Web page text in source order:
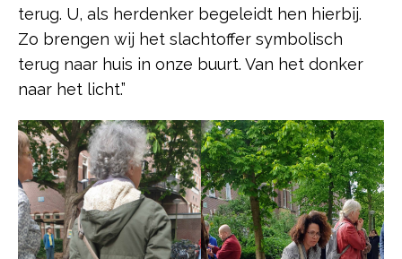
terug. U, als herdenker begeleidt hen hierbij.
Zo brengen wij het slachtoffer symbolisch
terug naar huis in onze buurt. Van het donker
naar het licht.”